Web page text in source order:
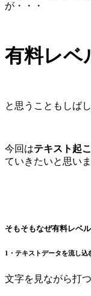
が・・・
有料レベ
と思うこともしば
今回はテキスト起
ていきたいと思いま
そもそもなぜ有料レベ
1・テキストデータを流し込
文字を見ながら打